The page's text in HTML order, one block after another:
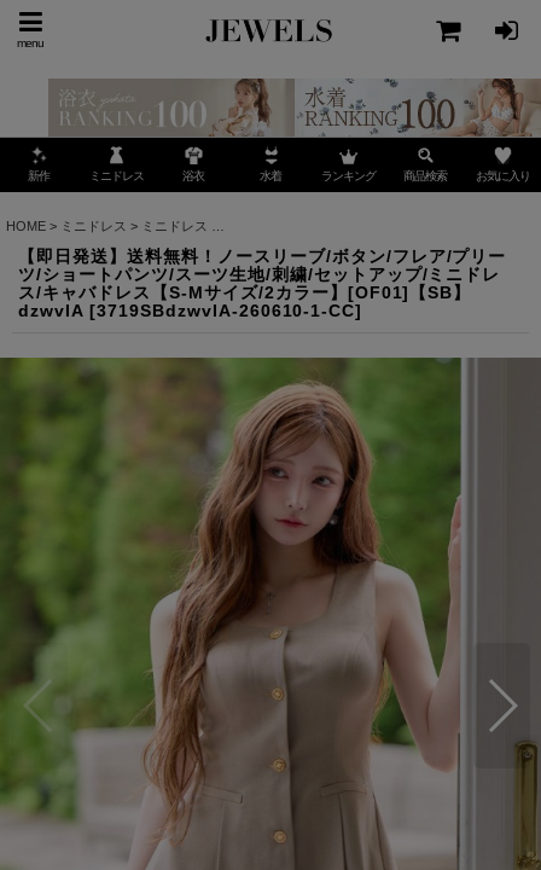
menu
新作 ミニドレス 浴衣 水着 ランキング 商品検索 お気に入り
HOME > ミニドレス > ミニドレス
【即日発送】送料無料！ノースリーブ/ボタン/フレア/プリー
ツ/ショートパンツ/スーツ生地/刺繍/セットアップ/ミニドレ
ス/キャバドレス【S-Mサイズ/2カラー】[OF01]【SB】
dzwvIA [3719SBdzwvIA-260610-1-CC]